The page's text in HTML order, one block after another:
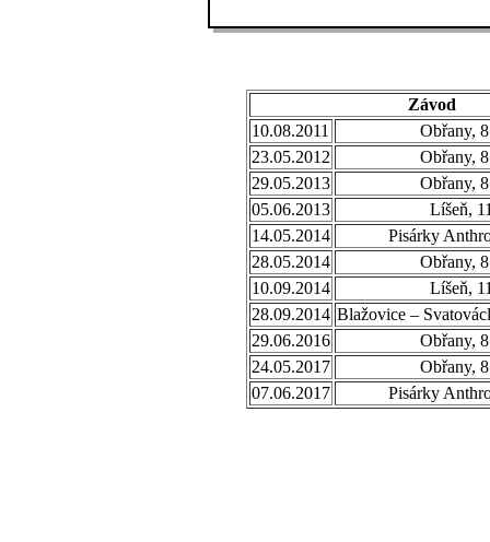
Závod
10.08.2011
Obřany,
23.05.2012
Obřany,
29.05.2013
Obřany,
05.06.2013
Líšeň,
14.05.2014
Pisárky
28.05.2014
Obřany,
10.09.2014
Líšeň,
28.09.2014 Blažovice –
29.06.2016
Obřany,
24.05.2017
Obřany,
07.06.2017
Pisárky